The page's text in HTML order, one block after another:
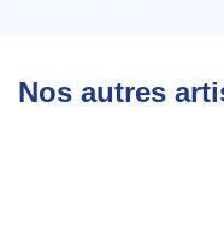
Nos autres